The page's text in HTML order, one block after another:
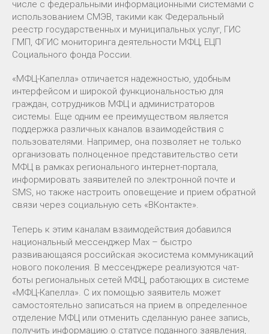
числе с федеральными информационными системами с
использованием СМЭВ, такими как Федеральный
реестр государственных и муниципальных услуг, ГИС
ГМП, ФГИС мониторинга деятельности МФЦ, ЕЦП
Социального фонда России.
«МФЦ-Капелла» отличается надежностью, удобным
интерфейсом и широкой функциональностью для
граждан, сотрудников МФЦ и администраторов
системы. Еще одним ее преимуществом является
поддержка различных каналов взаимодействия с
пользователями. Например, она позволяет не только
организовать полноценное представительство сети
МФЦ в рамках регионального интернет-портала,
информировать заявителей по электронной почте и
SMS, но также настроить оповещение и прием обратной
связи через социальную сеть «ВКонтакте».
Теперь к этим каналам взаимодействия добавился
национальный мессенджер Max – быстро
развивающаяся российская экосистема коммуникаций
нового поколения. В мессенджере реализуются чат-
боты региональных сетей МФЦ, работающих в системе
«МФЦ-Капелла». С их помощью заявитель может
самостоятельно записаться на прием в определенное
отделение МФЦ или отменить сделанную ранее запись,
получить информацию о статусе поданного заявления,